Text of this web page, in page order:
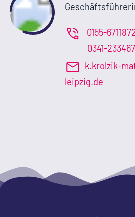
0155-
0341-
k.krolzik-
leipzig.de